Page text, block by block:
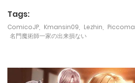
November 26, 2023
November 10, 2023
Tags:
ComicoJP Kmansin09 Lezhin Piccoma
名門魔術師一家の出来損ない